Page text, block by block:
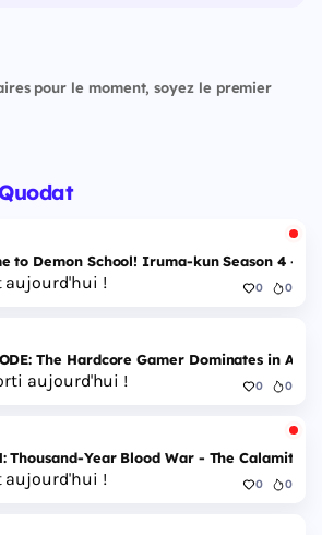
pour le moment, soyez le premier
to Demon School! Iruma-kun Season 4 -
aujourd'hui ! 0 0
The Hardcore Gamer Dominates in
aujourd'hui ! 0 0
Thousand-Year Blood War - The Calamity -
aujourd'hui ! 0 0